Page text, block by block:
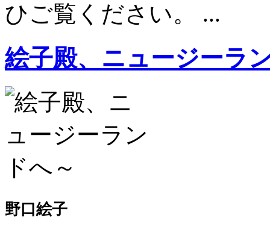
ひご覧ください。 ...
絵子殿、ニュージーラ
野口絵子